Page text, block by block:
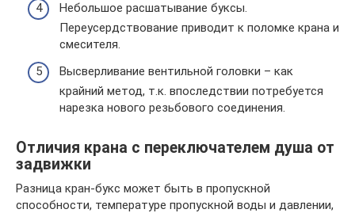
Небольшое расшатывание буксы.
Переусердствование приводит к поломке крана и
смесителя.
Высверливание вентильной головки – как
крайний метод, т.к. впоследствии потребуется
нарезка нового резьбового соединения.
Отличия крана с переключателем душа от
задвижки
Разница кран-букс может быть в пропускной
способности, температуре пропускной воды и давлении,